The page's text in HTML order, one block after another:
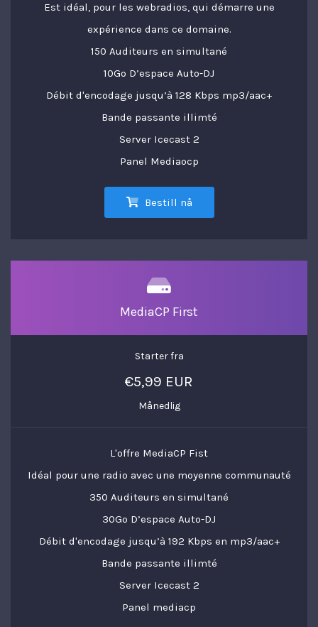
Est idéal, pour les webradios, qui démarre une
expérience dans ce domaine.
150 Auditeurs en simultané
10Go D’espace Auto-DJ
Débit d'encodage jusqu’à 128 Kbps mp3/aac+
Bande passante illimté
Server Icecast 2
Panel Mediaocp
Bestill nå
MediaCP First
Starter fra
€5,99 EUR
Månedlig
L'offre MediaCP Fist
Idéal pour une radio avec une moyenne communauté
350 Auditeurs en simultané
30Go D’espace Auto-DJ
Débit d'encodage jusqu’à 192 Kbps en mp3/aac+
Bande passante illimté
Server Icecast 2
Panel mediacp